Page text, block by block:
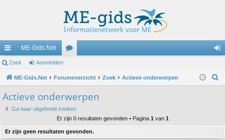
ne
lle
lin
ks
ME-Gids.Net
u
s
m
Zoek Aanmelden
ME-Gids.Net Forumoverzicht Zoek Actieve onderwerpen
Actieve onderwerpen
Ga naar uitgebreid zoeken
Er zijn 0 resultaten gevonden • Pagina 1 van 1
Er zijn geen resultaten gevonden.